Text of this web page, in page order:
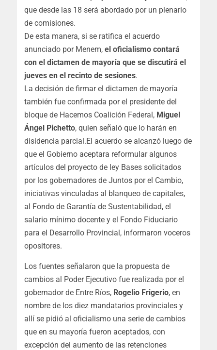
que desde las 18 será abordado por un plenario
de comisiones.
De esta manera, si se ratifica el acuerdo
anunciado por Menem, el oficialismo contará
con el dictamen de mayoría que se discutirá el
jueves en el recinto de sesiones.
La decisión de firmar el dictamen de mayoría
también fue confirmada por el presidente del
bloque de Hacemos Coalición Federal, Miguel
Ángel Pichetto, quien señaló que lo harán en
disidencia parcial.El acuerdo se alcanzó luego de
que el Gobierno aceptara reformular algunos
artículos del proyecto de ley Bases solicitados
por los gobernadores de Juntos por el Cambio,
iniciativas vinculadas al blanqueo de capitales,
al Fondo de Garantía de Sustentabilidad, el
salario mínimo docente y el Fondo Fiduciario
para el Desarrollo Provincial, informaron voceros
opositores.
Los fuentes señalaron que la propuesta de
cambios al Poder Ejecutivo fue realizada por el
gobernador de Entre Ríos, Rogelio Frigerio, en
nombre de los diez mandatarios provinciales y
allí se pidió al oficialismo una serie de cambios
que en su mayoría fueron aceptados, con
excepción del aumento de las retenciones